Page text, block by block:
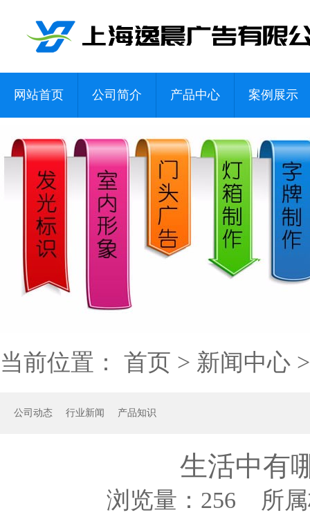
网站首页 公司简介 产品中心 案例展示
当前位置： 首页 > 新闻中心
公司动态 行业新闻 产品知识
生活中有
浏览量： 256 所属